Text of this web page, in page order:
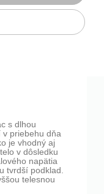
s dlhou
priebehu dňa
je vhodný aj
v dôsledku
napätia
tvrdší podklad.
telesnou